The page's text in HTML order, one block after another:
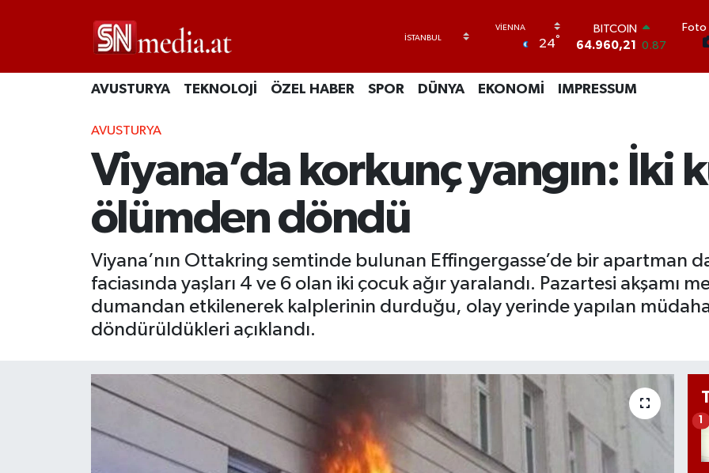
24°
64.960,21
0.87
DOLAR
EURO
55,2510 0.32
6648.99 2.59
BİST100
13.779
Foto
AVUSTURYA TEKNOLOJİ ÖZEL HABER SPOR DÜNYA EKONOMİ IMPRESSUM
AVUSTURYA
Viyana’da korkunç yangın: İki
ölümden döndü
Viyana’nın Ottakring semtinde bulunan Effingergasse’de bir apartman
faciasında yaşları 4 ve 6 olan iki çocuk ağır yaralandı. Pazartesi akşamı
dumandan etkilenerek kalplerinin durduğu, olay yerinde yapılan
döndürüldükleri açıklandı.
1